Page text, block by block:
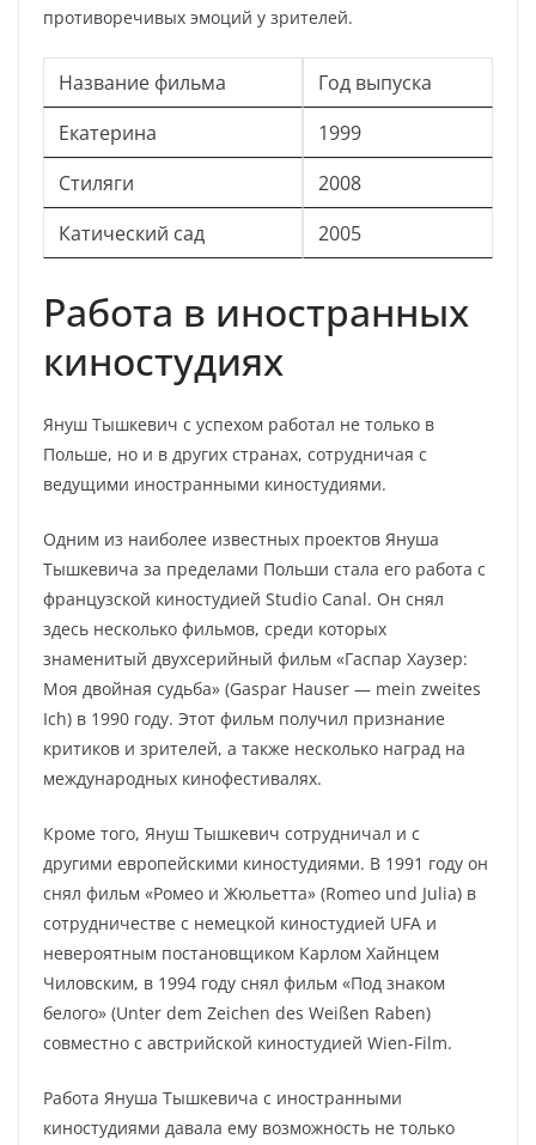
противоречивых эмоций у зрителей.
Название фильма
Год выпуска
Екатерина
1999
Стиляги
2008
Катический сад
2005
Работа в иностранных
киностудиях
Януш Тышкевич с успехом работал не только в
Польше, но и в других странах, сотрудничая с
ведущими иностранными киностудиями.
Одним из наиболее известных проектов Януша
Тышкевича за пределами Польши стала его работа с
французской киностудией Studio Canal. Он снял
здесь несколько фильмов, среди которых
знаменитый двухсерийный фильм «Гаспар Хаузер:
Моя двойная судьба» (Gaspar Hauser — mein zweites
Ich) в 1990 году. Этот фильм получил признание
критиков и зрителей, а также несколько наград на
международных кинофестивалях.
Кроме того, Януш Тышкевич сотрудничал и с
другими европейскими киностудиями. В 1991 году он
снял фильм «Ромео и Жюльетта» (Romeo und Julia) в
сотрудничестве с немецкой киностудией UFA и
невероятным постановщиком Карлом Хайнцем
Чиловским, в 1994 году снял фильм «Под знаком
белого» (Unter dem Zeichen des Weißen Raben)
совместно с австрийской киностудией Wien-Film.
Работа Януша Тышкевича с иностранными
киностудиями давала ему возможность не только